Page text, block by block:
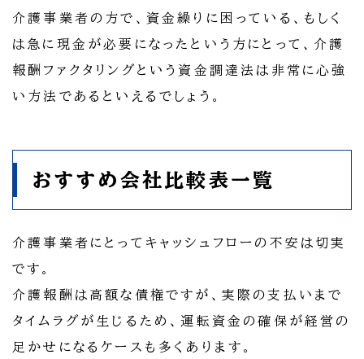
介護事業者の方で、資金繰りに困っている、もしく
は急に現金が必要になったという方にとって、介護
報酬ファクタリングという資金調達法は非常に心強
い方法であるといえるでしょう。
おすすめ会社比較表一覧
介護事業者にとってキャッシュフローの不安は切実
です。
介護報酬は高額な債権ですが、実際の支払いまで
タイムラグが生じるため、運転資金の確保が経営の
足かせになるケースも多くあります。